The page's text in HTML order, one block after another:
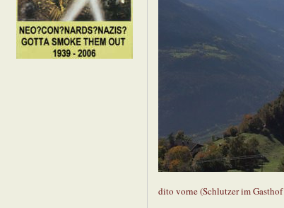
dito vorne (Schlutzer im Gasthof